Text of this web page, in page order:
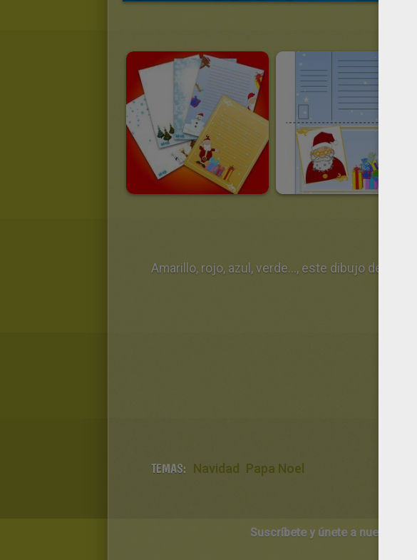
Amarillo, rojo, azul, verde..., este dibujo de
TEMAS: Navidad Papa Noel
Suscríbete y únete a nuestro